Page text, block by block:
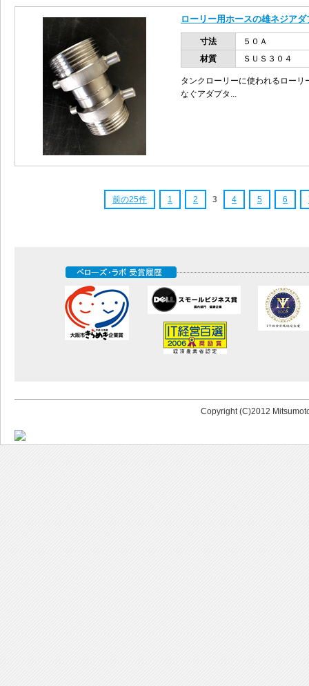
ローリー用ホースの雄ネジア
寸法
５０Ａ
材質
ＳＵＳ３０４
タンクローリーに使われるロー
なぐアダプタ...
前の25件 1 2 3 4 5 6
Copyright (C)2012